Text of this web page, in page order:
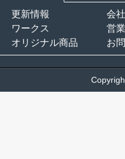
更新情報
ワークス
オリジナル商品
会
営
お